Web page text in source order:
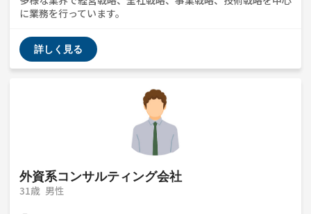
に業務を行っています。
詳しく見る
外資系コンサルティング会社
31歳 男性